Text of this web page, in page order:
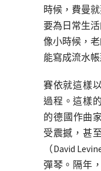
時候，費曼
要為日常生
像小時候，
能寫成流水
賽依就這樣
過程。這樣
的德國作曲
受震撼，甚
（David
彈琴。隔年